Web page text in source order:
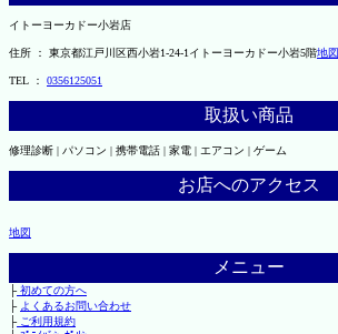
イトーヨーカドー小岩店
住所 ： 東京都江戸川区西小岩1-24-1イトーヨーカドー小岩5階地図
TEL ： 0356125051
取扱い商品
修理診断 | パソコン | 携帯電話 | 家電 | エアコン | ゲーム
お店へのアクセス
地図
メニュー
├初めての方へ
├ よくあるお問い合わせ
├ご利用規約